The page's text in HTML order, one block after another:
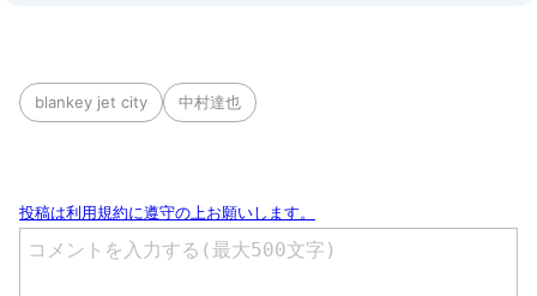
blankey jet city 中村達也